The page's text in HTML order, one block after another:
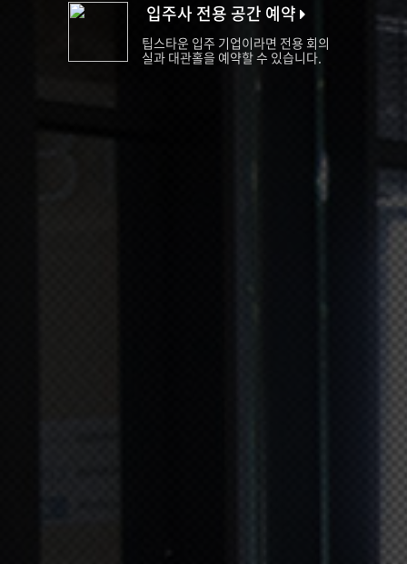
입주사 전용 공간 예약
팁스타운 입주 기업이라면 전용 회의
실과 대관홀을 예약할 수 있습니다.